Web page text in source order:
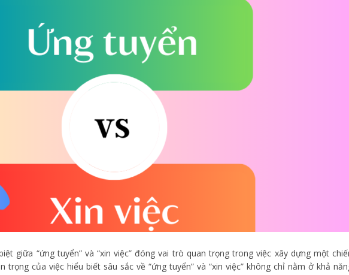
giữa “ứng tuyển” và “xin việc” đóng vai trò quan trọng trong việc xây dựng một
trọng của việc hiểu biết sâu sắc về “ứng tuyển” và “xin việc” không chỉ nằm ở khả